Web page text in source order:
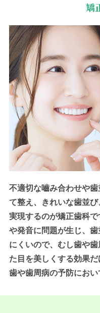
矯
不適切な嚙み合わせや
て整え、きれいな歯並
実現するのが矯正歯科
や発音に問題が生じ、
にくいので、むし歯や
た目を美しくする効果
歯や歯周病の予防におい